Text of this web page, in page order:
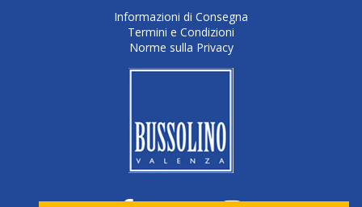
Informazioni di Consegna
Termini e Condizioni
Norme sulla Privacy